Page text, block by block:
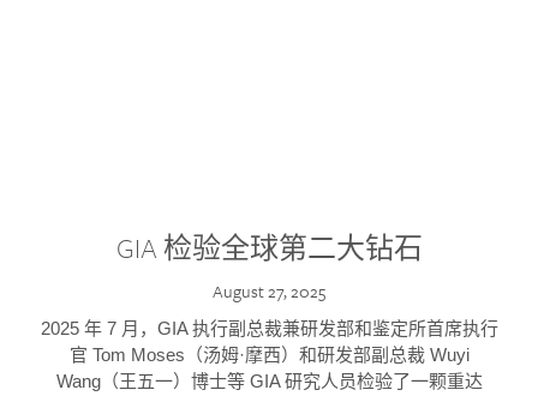
GIA 检验全球第二大钻石
August 27, 2025
2025 年 7 月，GIA 执行副总裁兼研发部和鉴定所首席执行
官 Tom Moses（汤姆·摩西）和研发部副总裁 Wuyi
Wang（王五一）博士等 GIA 研究人员检验了一颗重达